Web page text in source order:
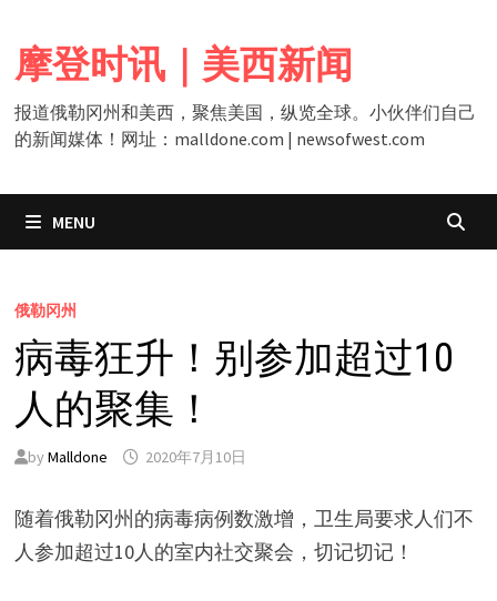
content
摩登时讯｜美西新闻
报道俄勒冈州和美西，聚焦美国，纵览全球。小伙伴们自己
的新闻媒体！网址：malldone.com | newsofwest.com
MENU
俄勒冈州
病毒狂升！别参加超过10
人的聚集！
by Malldone 2020年7月10日
随着俄勒冈州的病毒病例数激增，卫生局要求人们不
人参加超过10人的室内社交聚会，切记切记！